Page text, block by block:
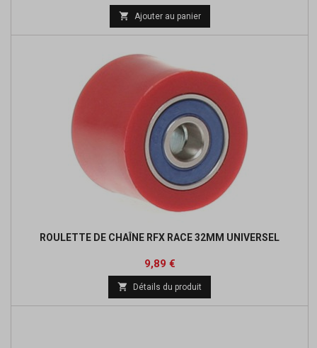
 Ajouter au panier
ROULETTE DE CHAÎNE RFX RACE 32MM UNIVERSEL
Prix
9,89 €Prix
base
 Détails du produit